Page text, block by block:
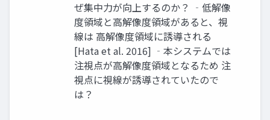
ぜ集中力が向上するのか？ ‐低解像
度領域と高解像度領域があると、視
線は 高解像度領域に誘導される
[Hata et al. 2016] ‐本システムでは
注視点が高解像度領域となるため 注
視点に視線が誘導されていたので
は？